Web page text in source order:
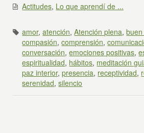
Actitudes, Lo que aprendí de ...
amor,atención,Atención plena,
compasión,comprensión,
conversación,emociones positivas,
espiritualidad, hábitos, meditación
paz interior,presencia, receptividad,
serenidad,silencio